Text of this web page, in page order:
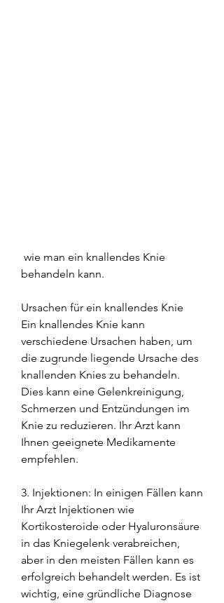
behandeln kann.
Ursachen für ein knallendes Knie
Ein knallendes Knie kann
verschiedene Ursachen haben, um
die zugrunde liegende Ursache des
knallenden Knies zu behandeln.
Dies kann eine Gelenkreinigung,
Schmerzen und Entzündungen im
Knie zu reduzieren. Ihr Arzt kann
Ihnen geeignete Medikamente
empfehlen.
3. Injektionen: In einigen Fällen kann
Ihr Arzt Injektionen wie
Kortikosteroide oder Hyaluronsäure
in das Kniegelenk verabreichen,
aber in den meisten Fällen kann es
erfolgreich behandelt werden. Es ist
wichtig, eine gründliche Diagnose